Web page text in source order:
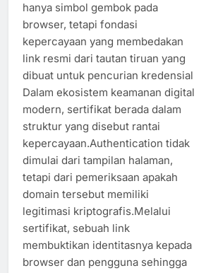
hanya simbol gembok pada
browser, tetapi fondasi
kepercayaan yang membedakan
link resmi dari tautan tiruan yang
dibuat untuk pencurian kredensial
Dalam ekosistem keamanan digital
modern, sertifikat berada dalam
struktur yang disebut rantai
kepercayaan.Authentication tidak
dimulai dari tampilan halaman,
tetapi dari pemeriksaan apakah
domain tersebut memiliki
legitimasi kriptografis.Melalui
sertifikat, sebuah link
membuktikan identitasnya kepada
browser dan pengguna sehingga